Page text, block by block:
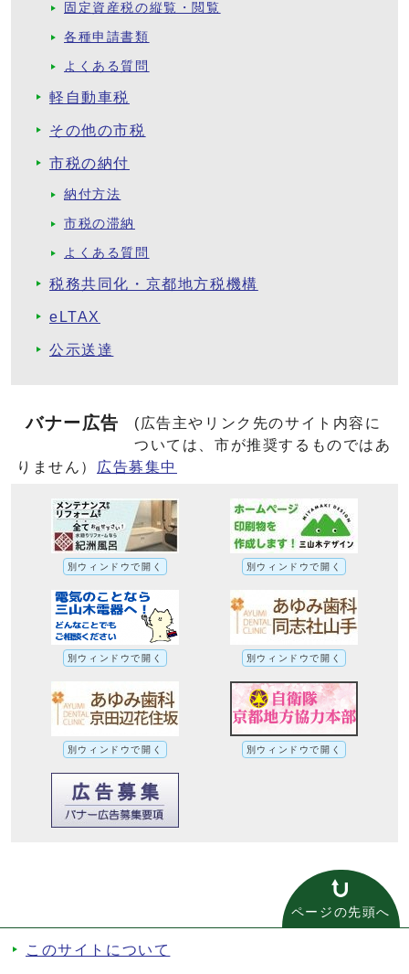
固定資産税の縦覧・閲覧
各種申請書類
よくある質問
軽自動車税
その他の市税
市税の納付
納付方法
市税の滞納
よくある質問
税務共同化・京都地方税機構
eLTAX
公示送達
バナー広告
(広告主やリンク先のサイト内容に
ついては、市が推奨するものではあ
りません）
広告募集中
別ウィンドウで開く 別ウィンドウで開く
別ウィンドウで開く 別ウィンドウで開く
別ウィンドウで開く 別ウィンドウで開く
ページの先頭へ
このサイトについて